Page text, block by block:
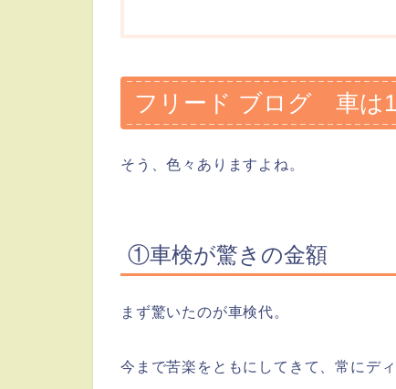
フリード ブログ 車は
そう、色々ありますよね。
①車検が驚きの金額
まず驚いたのが車検代。
今まで苦楽をともにしてきて、常にデ